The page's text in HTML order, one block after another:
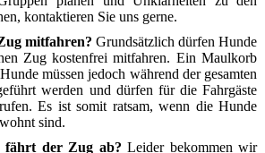
kontaktieren Sie uns gerne.
mitfahren? Grundsätzlich dürfen Hunde
Zug kostenfrei mitfahren. Ein Maulkorb
müssen jedoch während der gesamten
werden und dürfen für die Fahrgäste
Es ist somit ratsam, wenn die Hunde
sind.
fährt der Zug ab? Leider bekommen wir